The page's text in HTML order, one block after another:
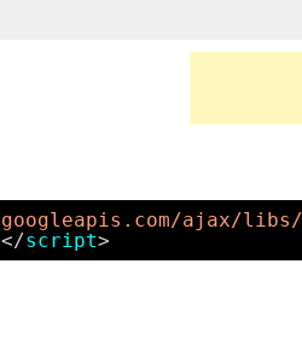
ajax/
script>